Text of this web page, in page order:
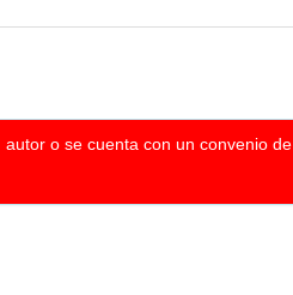
o se cuenta con un convenio de